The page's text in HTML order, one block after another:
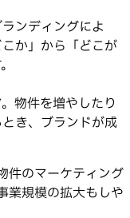
ンディングによ
か」から「どこが
。物件を増やしたり
き、ブランドが成
件のマーケティング
業規模の拡大もしや